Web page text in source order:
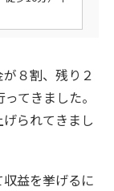
８割、残り２
てきました。
られてきまし
益を挙げるに